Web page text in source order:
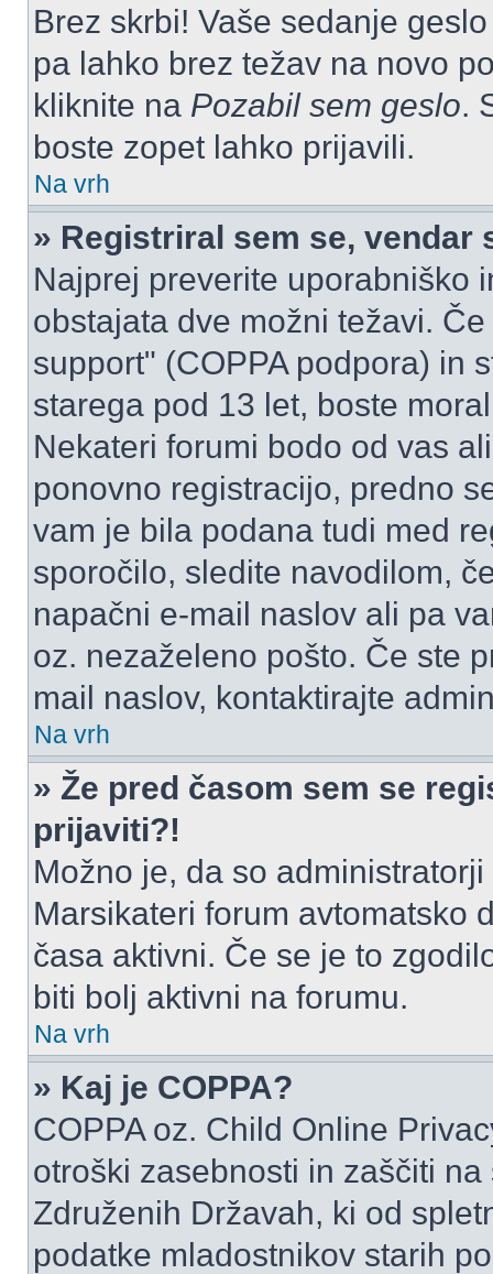
Brez skrbi! Vaše sedanje
pa lahko brez težav na novo
kliknite na Pozabil sem geslo.
boste zopet lahko prijavili.
Na vrh
» Registriral sem se, vendar
Najprej preverite uporabniško
obstajata dve možni težavi.
support" (COPPA podpora) in
starega pod 13 let, boste
Nekateri forumi bodo od vas
ponovno registracijo, predno
vam je bila podana tudi med
sporočilo, sledite navodilom,
napačni e-mail naslov ali pa
oz. nezaželeno pošto. Če ste
mail naslov, kontaktirajte
Na vrh
» Že pred časom sem se
prijaviti?!
Možno je, da so
Marsikateri forum avtomatsko
časa aktivni. Če se je to
biti bolj aktivni na forumu.
Na vrh
» Kaj je COPPA?
COPPA oz. Child Online
otroški zasebnosti in zaščiti
Združenih Državah, ki od
podatke mladostnikov starih